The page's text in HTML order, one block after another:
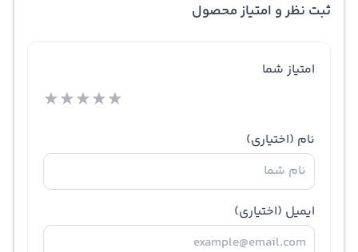
ثبت نظر و امتیاز محصول
امتیاز شما
★★★★★
نام (اختیاری)
ایمیل (اختیاری)